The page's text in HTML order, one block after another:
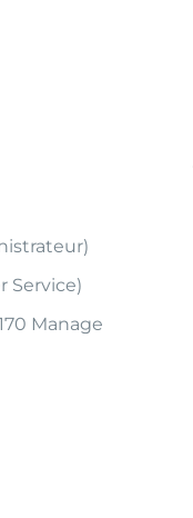
Service)
Manage